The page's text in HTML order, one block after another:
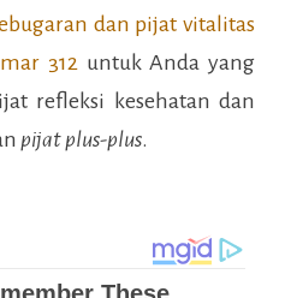
dan pijat vitalitas
312untuk Anda yang
refleksi kesehatan dan
pijat plus-plus.